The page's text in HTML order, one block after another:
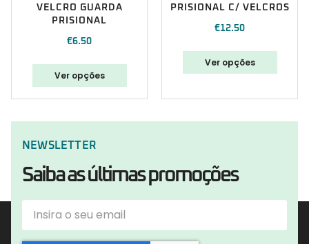
VELCRO GUARDA
PRISIONAL
€6.50
Ver opções
PRISIONAL C/ VELCROS
€12.50
Ver opções
NEWSLETTER
Saiba as últimas promoções